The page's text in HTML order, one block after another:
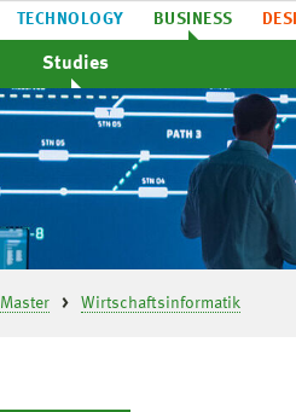
TECHNOLOGY BUSINESS
Studies
Master Wirtschaftsinformatik